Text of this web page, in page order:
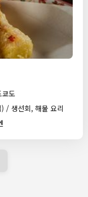
쿄도
/ 생선회, 해물 요리